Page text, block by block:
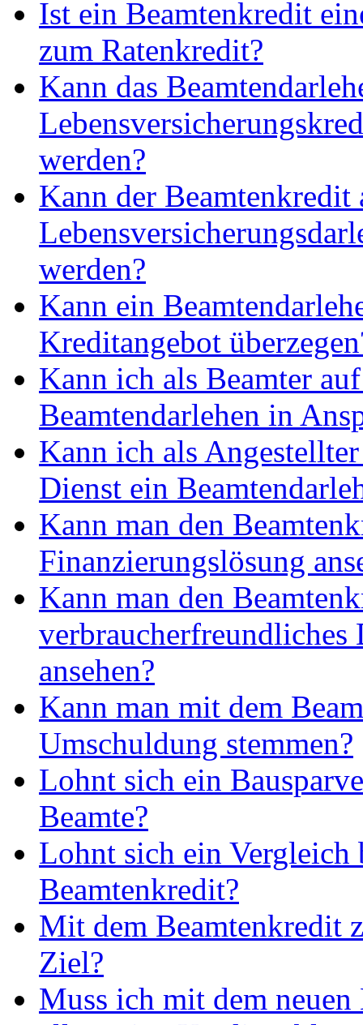
Ist ein Beamtenkredit
zum Ratenkredit?
Kann das
werden?
Kann der Beamtenkredit
werden?
Kann ein
Kreditangebot
Kann ich als Beamter
Beamtendarlehen in
Kann ich als
Dienst ein
Kann man den
Finanzierungslösung
Kann man den
verbraucherfreundliches
ansehen?
Kann man mit dem
Umschuldung stemmen?
Lohnt sich ein
Beamte?
Lohnt sich ein Vergleich
Beamtenkredit?
Mit dem Beamtenkredit
Ziel?
Muss ich mit dem neuen